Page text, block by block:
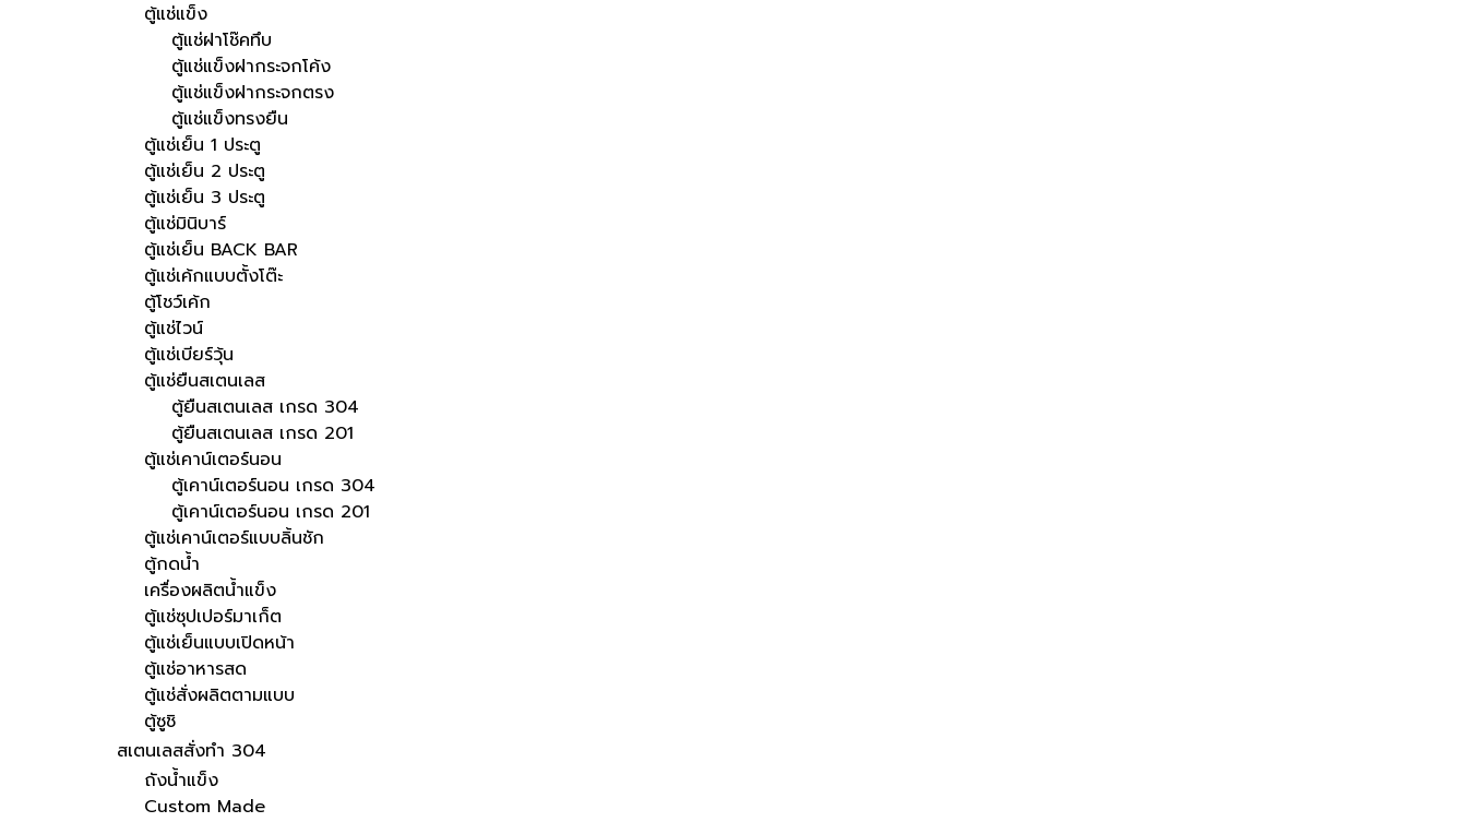
ตู้แช่แข็ง
ตู้แช่ฝาโช๊คทึบ
ตู้แช่แข็งฝากระจกโค้ง
ตู้แช่แข็งฝากระจกตรง
ตู้แช่แข็งทรงยืน
ตู้แช่เย็น 1 ประตู
ตู้แช่เย็น 2 ประตู
ตู้แช่เย็น 3 ประตู
ตู้แช่มินิบาร์
ตู้แช่เย็น BACK BAR
ตู้แช่เค้กแบบตั้งโต๊ะ
ตู้โชว์เค้ก
ตู้แช่ไวน์
ตู้แช่เบียร์วุ้น
ตู้แช่ยืนสเตนเลส
ตู้ยืนสเตนเลส เกรด 304
ตู้ยืนสเตนเลส เกรด 201
ตู้แช่เคาน์เตอร์นอน
ตู้เคาน์เตอร์นอน เกรด 304
ตู้เคาน์เตอร์นอน เกรด 201
ตู้แช่เคาน์เตอร์แบบลิ้นชัก
ตู้กดน้ำ
เครื่องผลิตน้ำแข็ง
ตู้แช่ซุปเปอร์มาเก็ต
ตู้แช่เย็นแบบเปิดหน้า
ตู้แช่อาหารสด
ตู้แช่สั่งผลิตตามแบบ
ตู้ซูชิ
สเตนเลสสั่งทำ 304
ถังน้ำแข็ง
Custom Made